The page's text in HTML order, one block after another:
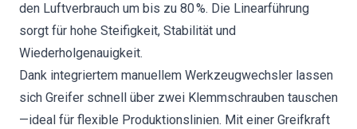
den Luftverbrauch um bis zu 80 %. Die Linearführung
sorgt für hohe Steifigkeit, Stabilität und
Wiederholgenauigkeit.
Dank integriertem manuellem Werkzeugwechsler lassen
sich Greifer schnell über zwei Klemmschrauben tauschen
—ideal für flexible Produktionslinien. Mit einer Greifkraft